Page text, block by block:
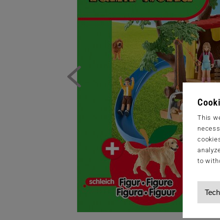
This
to